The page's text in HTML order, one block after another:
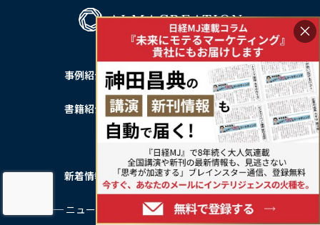
×
事例紹介
書籍紹介
私たちについて
── 会社概要
── 会社沿革
新着情報
── ニュース一覧
サービス利用規約
プライバシーポリシー